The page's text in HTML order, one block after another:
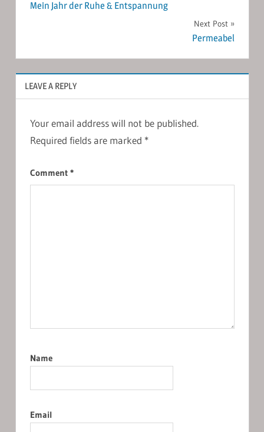
navigation
Mein Jahr der Ruhe & Entspannung
Next Post
Permeabel
LEAVE A REPLY
Your email address will not be published.
Required fields are marked *
Comment *
Name
Email